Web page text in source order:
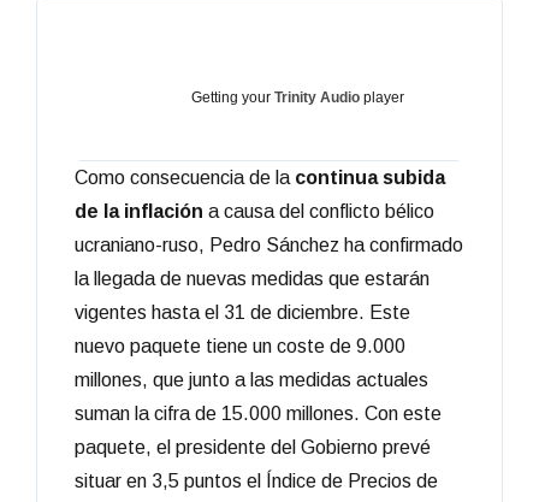
Getting yourTrinity Audio player
Como consecuencia de la continua subida
de la inflación a causa del conflicto bélico
ucraniano-ruso, Pedro Sánchez ha confirmado
la llegada de nuevas medidas que estarán
vigentes hasta el 31 de diciembre. Este
nuevo paquete tiene un coste de 9.000
millones, que junto a las medidas actuales
suman la cifra de 15.000 millones. Con este
paquete, el presidente del Gobierno prevé
situar en 3,5 puntos el Índice de Precios de